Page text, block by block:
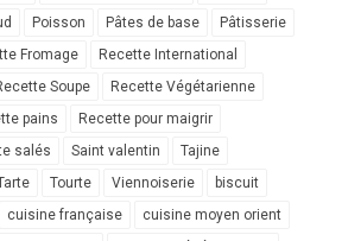
Poisson Pâtes de base
Pâtisserie
Fromage
Recette International
Soupe
Recette Végétarienne
pains
Recette pour maigrir
salés Saint valentin
Tajine
Tourte Viennoiserie
biscuit
cuisine française
cuisine moyen orient